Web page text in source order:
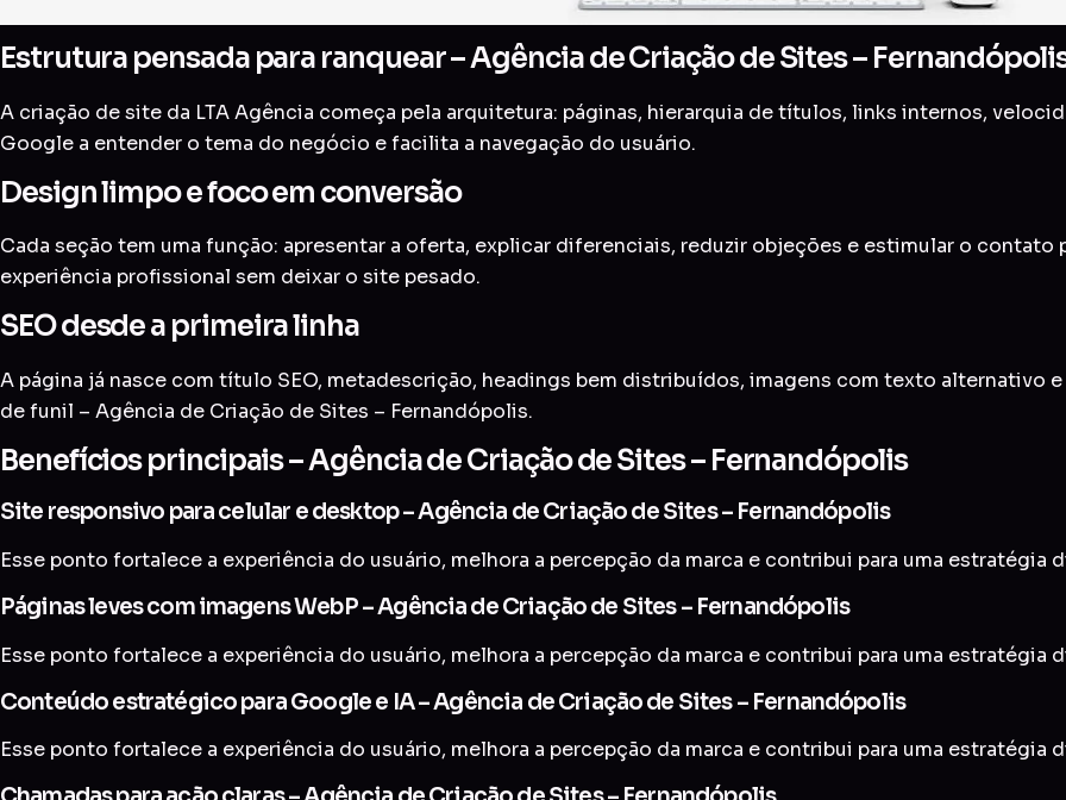
Estrutura pensada para ranquear – Agência de Criação de Sites –
A criação de site da LTA Agência começa pela arquitetura: páginas, hierarquia de títulos, links internos,
Google a entender o tema do negócio e facilita a navegação do usuário.
Design limpo e foco em conversão
Cada seção tem uma função: apresentar a oferta, explicar diferenciais, reduzir objeções e estimular o contato
experiência profissional sem deixar o site pesado.
SEO desde a primeira linha
A página já nasce com título SEO, metadescrição, headings bem distribuídos, imagens com texto alternativo
de funil – Agência de Criação de Sites – Fernandópolis.
Benefícios principais – Agência de Criação de Sites – Fernandópolis
Site responsivo para celular e desktop – Agência de Criação de Sites – Fernandópolis
Esse ponto fortalece a experiência do usuário, melhora a percepção da marca e contribui para uma estratégia
Páginas leves com imagens WebP – Agência de Criação de Sites – Fernandópolis
Esse ponto fortalece a experiência do usuário, melhora a percepção da marca e contribui para uma estratégia
Conteúdo estratégico para Google e IA – Agência de Criação de Sites – Fernandópolis
Esse ponto fortalece a experiência do usuário, melhora a percepção da marca e contribui para uma estratégia